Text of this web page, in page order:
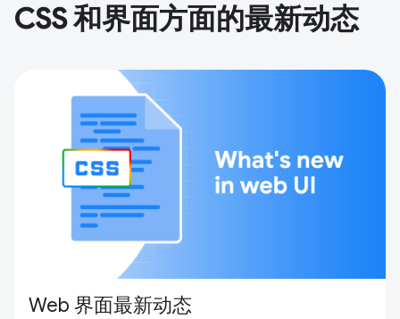
CSS 和界面方面的最新动态
Web 界面最新动态